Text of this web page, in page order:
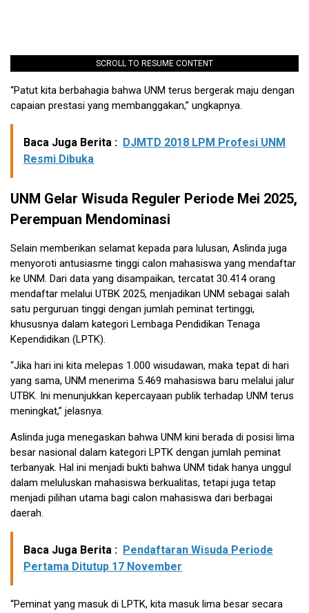
SCROLL TO RESUME CONTENT
“Patut kita berbahagia bahwa UNM terus bergerak maju dengan
capaian prestasi yang membanggakan,” ungkapnya.
Baca Juga Berita : DJMTD 2018 LPM Profesi UNM
Resmi Dibuka
UNM Gelar Wisuda Reguler Periode Mei 2025,
Perempuan Mendominasi
Selain memberikan selamat kepada para lulusan, Aslinda juga
menyoroti antusiasme tinggi calon mahasiswa yang mendaftar
ke UNM. Dari data yang disampaikan, tercatat 30.414 orang
mendaftar melalui UTBK 2025, menjadikan UNM sebagai salah
satu perguruan tinggi dengan jumlah peminat tertinggi,
khususnya dalam kategori Lembaga Pendidikan Tenaga
Kependidikan (LPTK).
“Jika hari ini kita melepas 1.000 wisudawan, maka tepat di hari
yang sama, UNM menerima 5.469 mahasiswa baru melalui jalur
UTBK. Ini menunjukkan kepercayaan publik terhadap UNM terus
meningkat,” jelasnya.
Aslinda juga menegaskan bahwa UNM kini berada di posisi lima
besar nasional dalam kategori LPTK dengan jumlah peminat
terbanyak. Hal ini menjadi bukti bahwa UNM tidak hanya unggul
dalam meluluskan mahasiswa berkualitas, tetapi juga tetap
menjadi pilihan utama bagi calon mahasiswa dari berbagai
daerah.
Baca Juga Berita : Pendaftaran Wisuda Periode
Pertama Ditutup 17 November
“Peminat yang masuk di LPTK, kita masuk lima besar secara